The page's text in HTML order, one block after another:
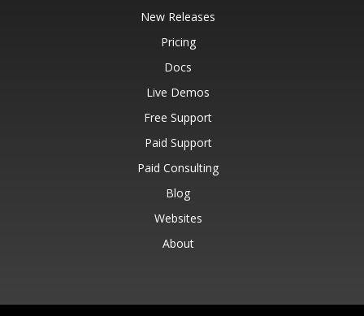
New Releases
Pricing
Docs
Live Demos
Free Support
Paid Support
Paid Consulting
Blog
Websites
About